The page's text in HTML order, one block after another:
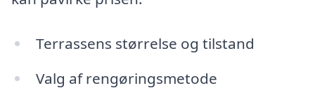
Terrassens størrelse og tilstand
Valg af rengøringsmetode